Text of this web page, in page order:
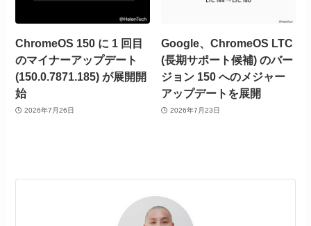
ChromeOS 150 に 1 回目
のマイナーアップデート
(150.0.7871.185) が展開開
始
2026年7月26日
Google、ChromeOS LTC
(長期サポート候補) のバー
ジョン 150 へのメジャー
アップデートを展開
2026年7月23日